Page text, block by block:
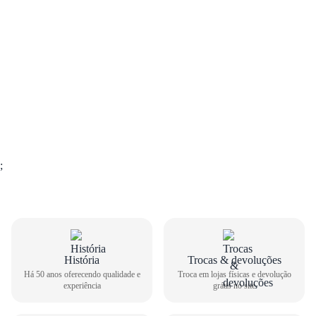
GUIA DE TAMANHOS
;
História
Há 50 anos oferecendo qualidade e
experiência
Trocas & devoluções
Troca em lojas físicas e devolução
grátis no site